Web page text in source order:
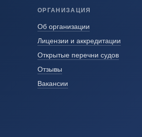
ОРГАНИЗАЦИЯ
Об организации
Лицензии и аккредитации
Открытые перечни судов
Отзывы
Вакансии